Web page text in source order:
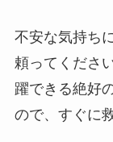
不安な気持ち
頼ってくださ
躍できる絶好
ので、すぐに